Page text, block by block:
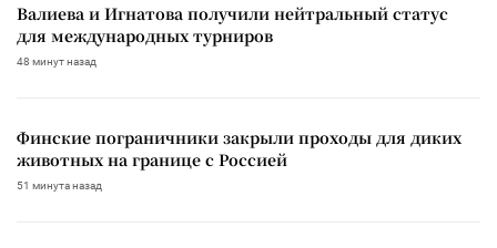
Валиева и Игнатова получили нейтральный статус
для международных турниров
48 минут назад
Финские пограничники закрыли проходы для диких
животных на границе с Россией
51 минута назад